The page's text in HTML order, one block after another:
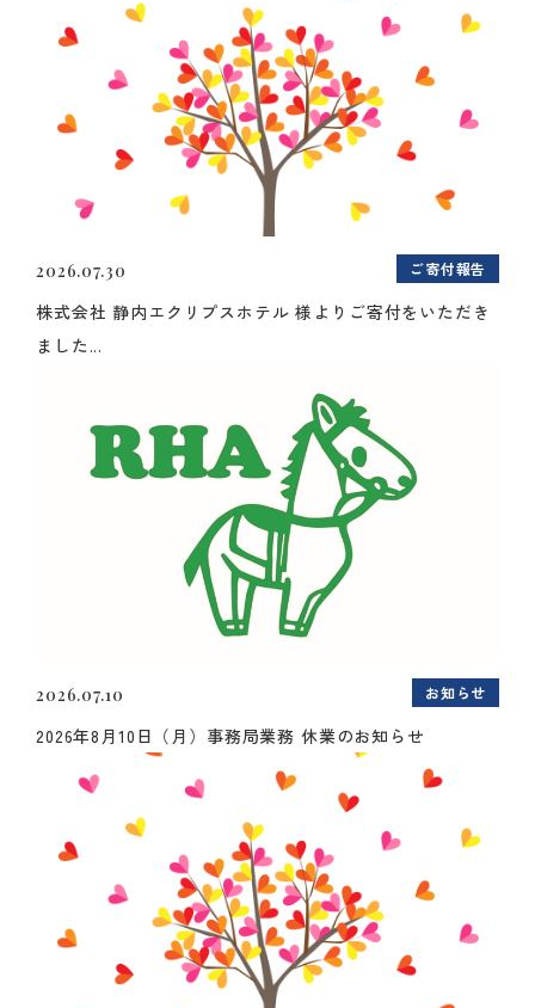
2026.07.30 ご寄付報告
株式会社 静内エクリプスホテル 様よりご寄付をいただき
ました...
2026.07.10 お知らせ
2026年8月10日（月）事務局業務 休業のお知らせ